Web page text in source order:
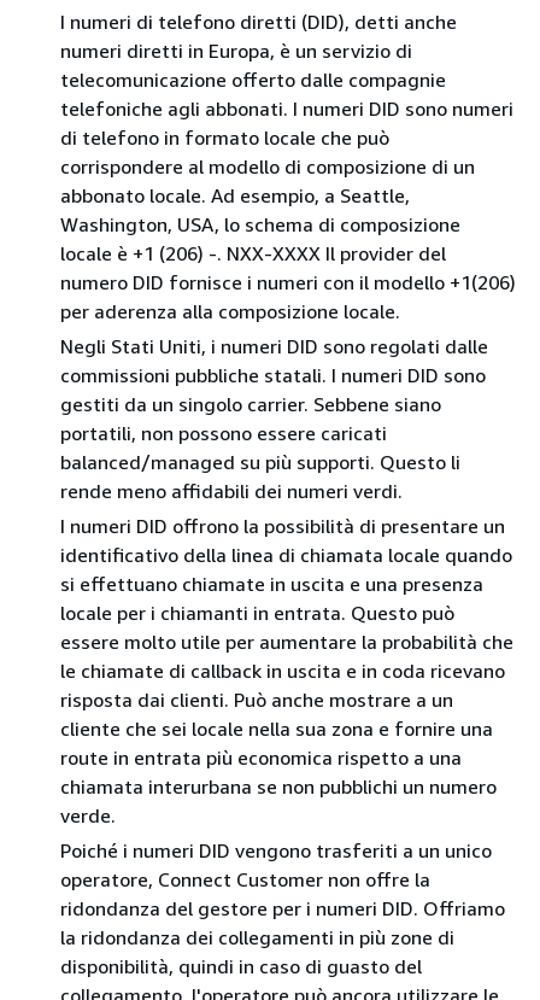
I numeri di telefono diretti (DID), detti anche
numeri diretti in Europa, è un servizio di
telecomunicazione offerto dalle compagnie
telefoniche agli abbonati. I numeri DID sono numeri
di telefono in formato locale che può
corrispondere al modello di composizione di un
abbonato locale. Ad esempio, a Seattle,
Washington, USA, lo schema di composizione
locale è +1 (206) -. NXX-XXXX Il provider del
numero DID fornisce i numeri con il modello +1(206)
per aderenza alla composizione locale.
Negli Stati Uniti, i numeri DID sono regolati dalle
commissioni pubbliche statali. I numeri DID sono
gestiti da un singolo carrier. Sebbene siano
portatili, non possono essere caricati
balanced/managed su più supporti. Questo li
rende meno affidabili dei numeri verdi.
I numeri DID offrono la possibilità di presentare un
identificativo della linea di chiamata locale quando
si effettuano chiamate in uscita e una presenza
locale per i chiamanti in entrata. Questo può
essere molto utile per aumentare la probabilità che
le chiamate di callback in uscita e in coda ricevano
risposta dai clienti. Può anche mostrare a un
cliente che sei locale nella sua zona e fornire una
route in entrata più economica rispetto a una
chiamata interurbana se non pubblichi un numero
verde.
Poiché i numeri DID vengono trasferiti a un unico
operatore, Connect Customer non offre la
ridondanza del gestore per i numeri DID. Offriamo
la ridondanza dei collegamenti in più zone di
disponibilità, quindi in caso di guasto del
collegamento, l'operatore può ancora utilizzare le